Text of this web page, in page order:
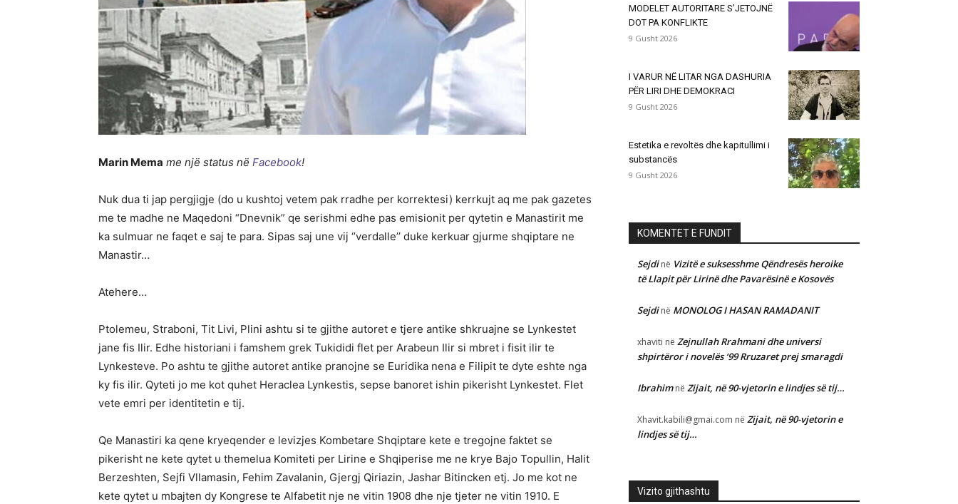
Marin Mema me një status në Facebook!
Nuk dua ti jap pergjigje (do u kushtoj vetem pak rradhe per korrektesi) kerrkujt aq me pak gazetes
me te madhe ne Maqedoni “Dnevnik” qe serishmi edhe pas emisionit per qytetin e Manastirit me
ka sulmuar ne faqet e saj te para. Sipas saj une vij ‘’verdalle’’ duke kerkuar gjurme shqiptare ne
Manastir…
Atehere…
Ptolemeu, Straboni, Tit Livi, Plini ashtu si te gjithe autoret e tjere antike shkruajne se Lynkestet
jane fis Ilir. Edhe historiani i famshem grek Tukididi flet per Arabeun Ilir si mbret i fisit ilir te
Lynkesteve. Po ashtu te gjithe autoret antike pranojne se Euridika nena e Filipit te dyte eshte nga
ky fis ilir. Qyteti jo me kot quhet Heraclea Lynkestis, sepse banoret ishin pikerisht Lynkestet. Flet
vete emri per identitetin e tij.
Qe Manastiri ka qene kryeqender e levizjes Kombetare Shqiptare kete e tregojne faktet se
pikerisht ne kete qytet u themelua Komiteti per Lirine e Shqiperise me ne krye Bajo Topullin, Halit
Berzeshten, Sejfi Vllamasin, Fehim Zavalanin, Gjergj Qiriazin, Jashar Bitincken etj. Jo me kot ne
kete qytet u mbajten dy Kongrese te Alfabetit nje ne vitin 1908 dhe nje tjeter ne vitin 1910. E
MODELET AUTORITARE S’JETOJNË
DOT PA KONFLIKTE
9 Gusht 2026
I VARUR NË LITAR NGA DASHURIA
PËR LIRI DHE DEMOKRACI
9 Gusht 2026
Estetika e revoltës dhe kapitullimi i
substancës
9 Gusht 2026
KOMENTET E FUNDIT
Sejdinë Vizitë e suksesshme Qëndresës heroike
të Llapit për Lirinë dhe Pavarësinë e Kosovës
Sejdinë MONOLOG I HASAN RAMADANIT
xhaviti në Zejnullah Rrahmani dhe universi
shpirtëror i novelës ‘99 Rruzaret prej smaragdi
Ibrahimnë Zijait, në 90-vjetorin e lindjes së tij…
Xhavit.kabili@gmai.com në Zijait, në 90-vjetorin e
lindjes së tij…
Vizito gjithashtu